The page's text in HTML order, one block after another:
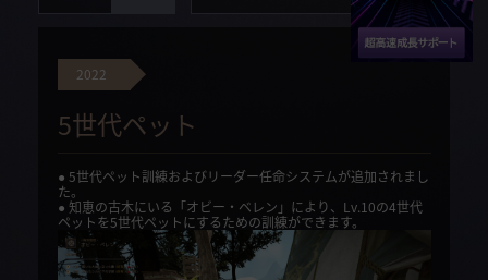
2022
5世代ペット
● 5世代ペット訓練およびリーダー任命システムが追加されまし
た。
● 知恵の古木にいる「オビー・ベレン」により、Lv.10の4世代
ペットを5世代ペットにするための訓練ができます。